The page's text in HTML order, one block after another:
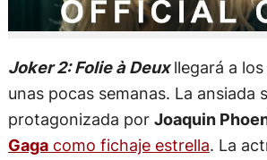
Joker 2: Folie à Deuxllegará a los
unas pocas semanas. La ansiada
protagonizada por Joaquin
Gagacomo fichaje estrella. La